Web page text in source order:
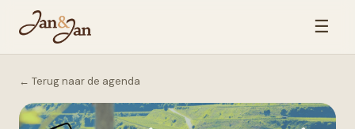
☰
← Terug naar de agenda